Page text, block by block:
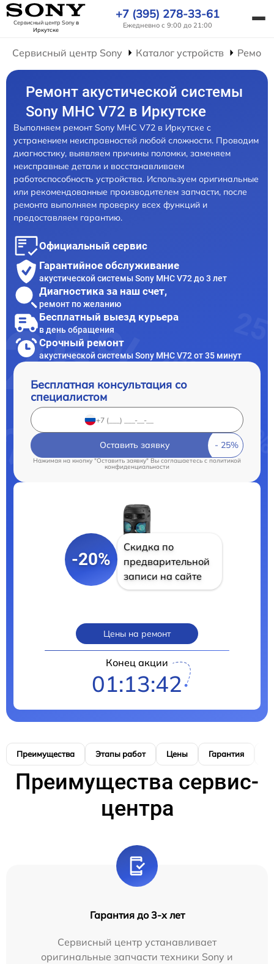
Сервисный центр Sonyв
Иркутске
+7 (395) 278-33-61
Ежедневно с 9:00 до 21:00
Сервисный центр Sony Каталог устройств Ремонт
Ремонт акустической системы
Sony MHC V72 в Иркутске
Выполняем ремонт Sony MHC V72 в Иркутске с
устранением неисправностей любой сложности. Проводим
диагностику, выявляем причины поломки, заменяем
неисправные детали и восстанавливаем
работоспособность устройства. Используем оригинальные
или рекомендованные производителем запчасти, после
ремонта выполняем проверку всех функций и
предоставляем гарантию.
Официальный сервис
Гарантийное обслуживание
акустической системы Sony MHC V72 до 3 лет
Диагностика за наш счет,
ремонт по желанию
Бесплатный выезд курьера
в день обращения
Срочный ремонт
акустической системы Sony MHC V72 от 35 минут
Бесплатная консультация со
специалистом
Оставить заявку
Нажимая на кнопку "Оставить заявку" Вы соглашаетесь c политикой
конфиденциальности
-20%
Скидка по
предварительной
записи на сайте
Цены на ремонт
Конец акции
01:13:40
Преимущества Этапы работ Цены Гарантия
Преимущества сервис-
центра
Гарантия до 3-х лет
Сервисный центр устанавливает
оригинальные запчасти техники Sony и